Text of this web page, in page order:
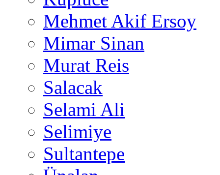
Mehmet Akif Ersoy
Mimar Sinan
Murat Reis
Salacak
Selami Ali
Selimiye
Sultantepe